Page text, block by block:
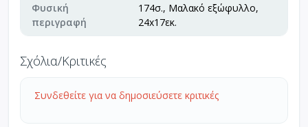
Φυσική
περιγραφή
174σ., Μαλακό εξώφυλλο,
24x17εκ.
Σχόλια/Κριτικές
Συνδεθείτε για να δημοσιεύσετε κριτικές